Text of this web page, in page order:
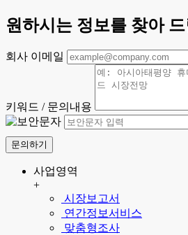
원하시는 정보를 찾아
회사 이메일
키워드 / 문의내용
문의하기
사업영역
+
시장보고서
연간정보서비스
맞춤형조사